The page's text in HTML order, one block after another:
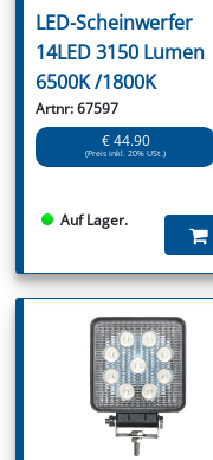
LED-Scheinwerfer
14LED 3150 Lumen
6500K /1800K
Artnr: 67597
€ 44.90
(Preis inkl. 20% USt.)
Auf Lager.